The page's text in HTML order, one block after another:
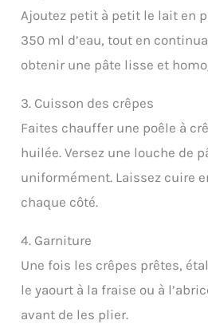
Ajoutez petit à petit le lait en
350 ml d’eau, tout en
obtenir une pâte lisse et
3. Cuisson des crêpes
Faites chauffer une poêle à
huilée. Versez une louche de
uniformément. Laissez cuire
chaque côté.
4. Garniture
Une fois les crêpes prêtes,
le yaourt à la fraise ou à
avant de les plier.